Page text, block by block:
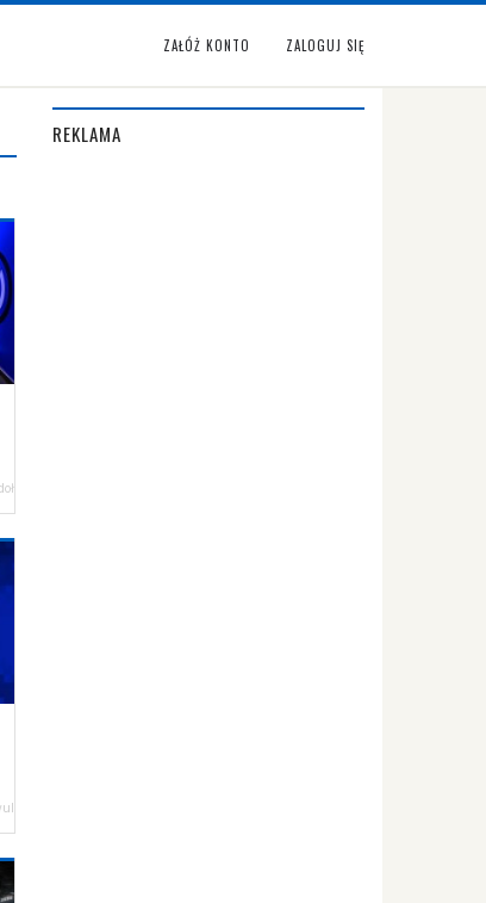
ZAŁÓŻ KONTO ZALOGUJ SIĘ
REKLAMA